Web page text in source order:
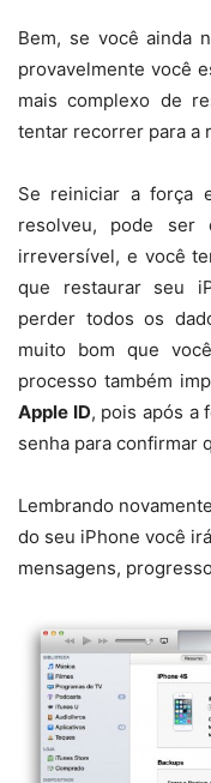
Bem, se você ainda
provavelmente você
mais complexo de
tentar recorrer para a
Se reiniciar a força
resolveu, pode
irreversível, e você
que restaurar seu
perder todos os
muito bom que
processo também
Apple ID, pois após a
senha para confirmar
Lembrando
do seu iPhone você
mensagens,